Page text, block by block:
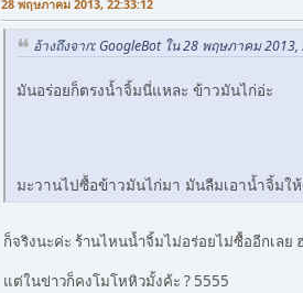
28 พฤษภาคม 2013, 22:33:12
อ้างถึงจาก: GoogleBot ใน 28 พฤษภาคม 2013,
มันอร่อยก็ตรงน้ำจิ้มนี่แหละ ข้าวมันไก่อ่ะ
มะวานไปซื้อข้าวมันไก่มา มันลืมเอาน้ำจิ้มใ
ก็จริงนะค่ะ ร้านไหนน้ำจิ้มไม่อร่อยไม่ซื้ออีกเลย
แต่ในข่าวก็คงโมโหหิวมั้งค้ะ ? 5555